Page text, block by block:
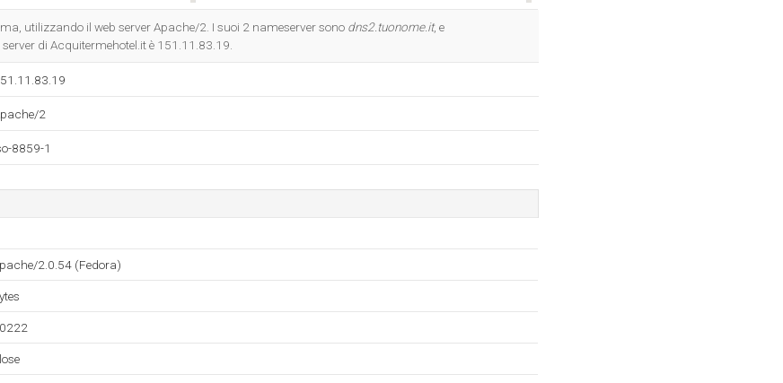
utilizzando il web server Apache/2. I suoi 2 nameserver sono dns2.tuonome.it, e
di Acquitermehotel.it è 151.11.83.19.
2
8859-1
2.0.54 (Fedora)